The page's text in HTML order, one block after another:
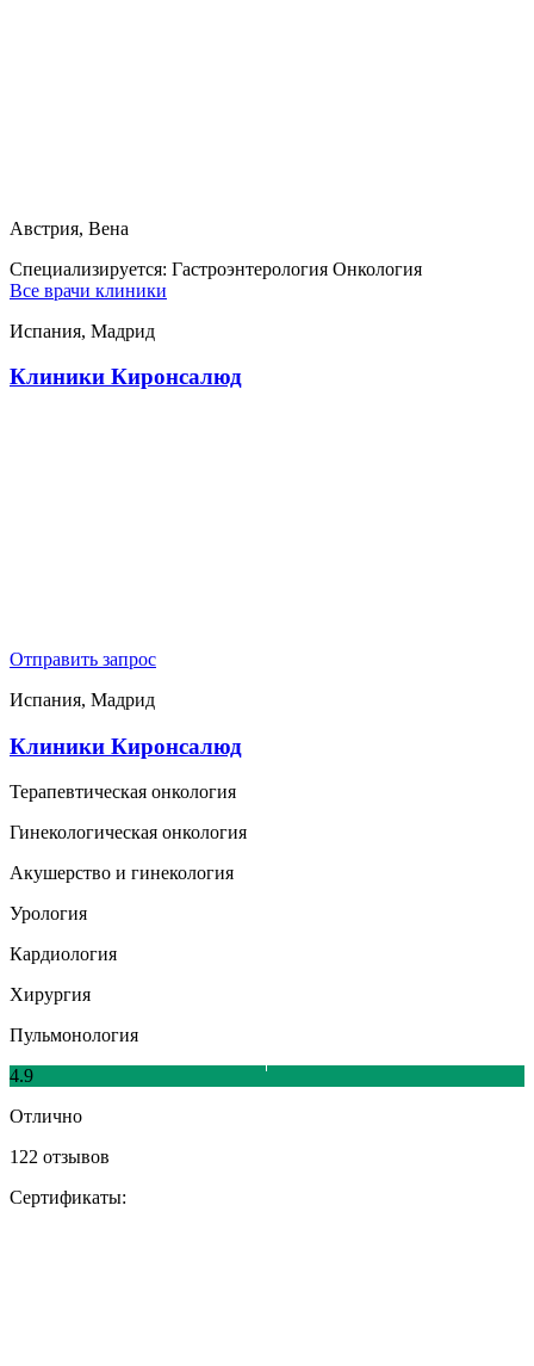
Австрия, Вена
Специализируется: Гастроэнтерология Онкология
Все врачи клиники
Испания, Мадрид
Клиники Киронсалюд
Отправить запрос
Испания, Мадрид
Клиники Киронсалюд
Терапевтическая онкология
Гинекологическая онкология
Акушерство и гинекология
Урология
Кардиология
Хирургия
Пульмонология
4.9
Отлично
122 отзывов
Сертификаты: